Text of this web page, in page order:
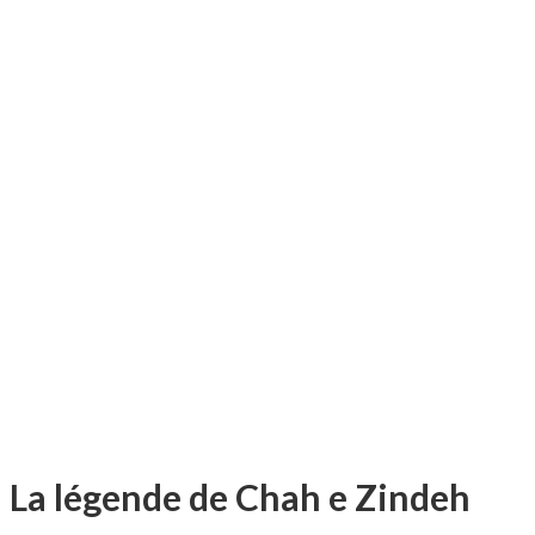
La légende de Chah e Zindeh